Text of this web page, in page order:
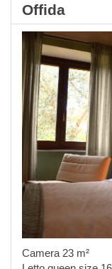
Offida
Camera 23 m²